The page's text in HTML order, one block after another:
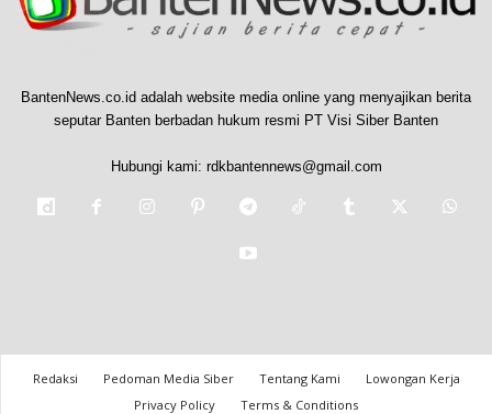
BantenNews.co.id adalah website media online yang menyajikan berita
seputar Banten berbadan hukum resmi PT Visi Siber Banten
Hubungi kami: rdkbantennews@gmail.com
Redaksi Pedoman Media Siber Tentang Kami
Lowongan Kerja
Privacy Policy
Terms & Conditions